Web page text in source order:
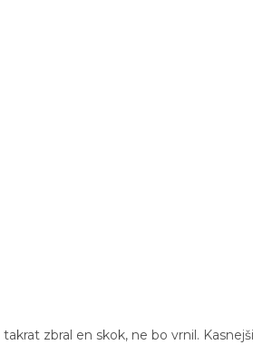
zbral en skok, ne bo vrnil. Kasnejši